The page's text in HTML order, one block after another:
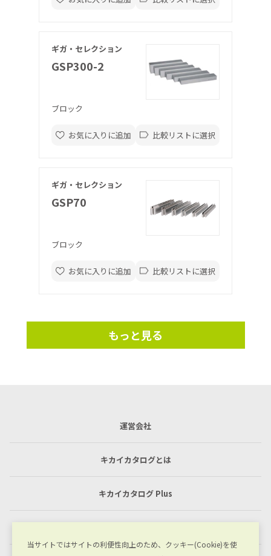
ギガ・セレクション
GSP300-2
ブロック
お気に入りに追加 比較リストに選択
ギガ・セレクション
GSP70
ブロック
お気に入りに追加 比較リストに選択
もっと見る
運営会社
キカイカタログとは
キカイカタログ Plus
当サイトではサイトの利便性向上のため、クッキー(Cookie)を使